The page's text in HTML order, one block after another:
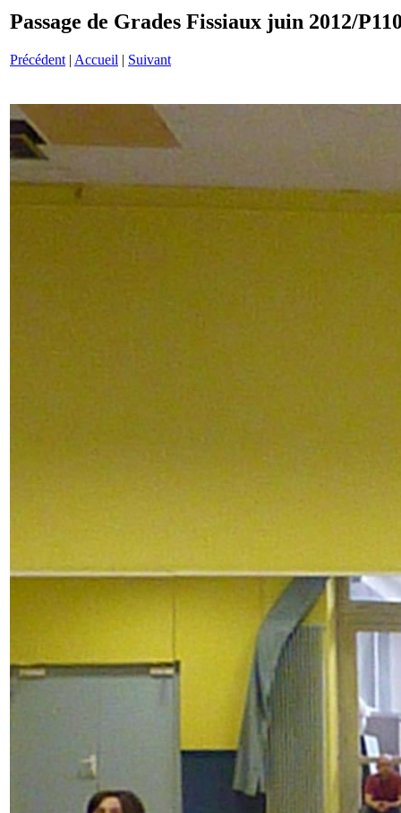
Passage de Grades Fissiaux juin 2012/
Précédent | Accueil | Suivant